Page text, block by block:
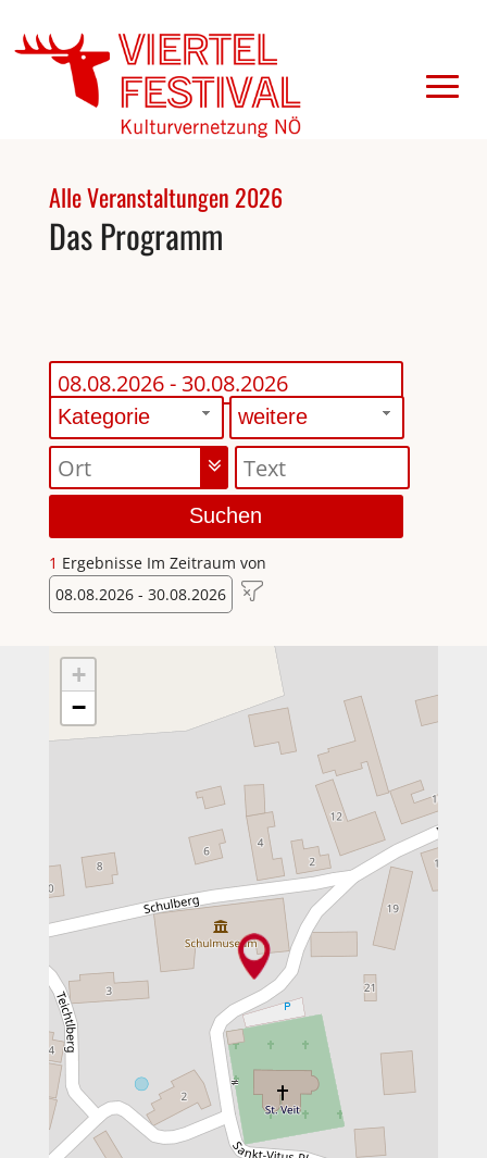
Alle Veranstaltungen 2026
Das Programm
Kategorie weitere
Suchen
1 Ergebnisse Im Zeitraum von
08.08.2026 - 30.08.2026
+
−